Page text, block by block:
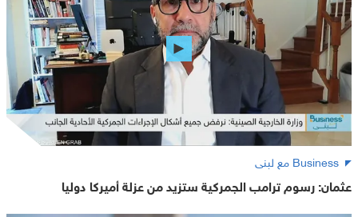
Business مع لبنى
عثمان: رسوم ترامب الجمركية ستزيد من عزلة أميركا دوليا